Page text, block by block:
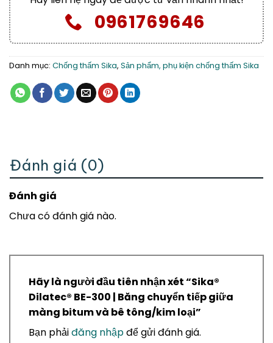
0961769646
Danh mục: Chống thấm Sika, Sản phẩm, phụ kiện chống thấm Sika
Đánh giá (0)
Đánh giá
Chưa có đánh giá nào.
Hãy là người đầu tiên nhận xét “Sika®
Dilatec® BE-300 | Băng chuyển tiếp giữa
màng bitum và bê tông/kim loại”
Bạn phảiđăng nhậpđể gửi đánh giá.